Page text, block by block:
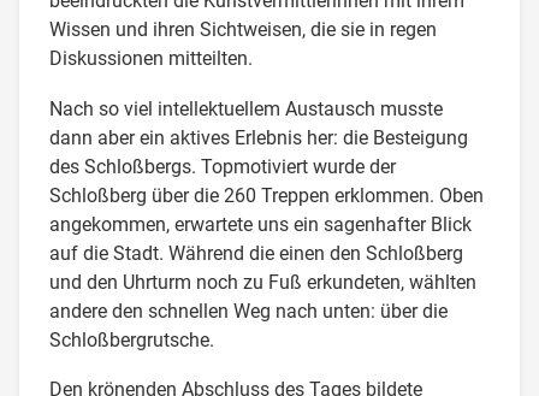
Wissen und ihren Sichtweisen, die sie in regen
Diskussionen mitteilten.
Nach so viel intellektuellem Austausch musste
dann aber ein aktives Erlebnis her: die Besteigung
des Schloßbergs. Topmotiviert wurde der
Schloßberg über die 260 Treppen erklommen. Oben
angekommen, erwartete uns ein sagenhafter Blick
auf die Stadt. Während die einen den Schloßberg
und den Uhrturm noch zu Fuß erkundeten, wählten
andere den schnellen Weg nach unten: über die
Schloßbergrutsche.
Den krönenden Abschluss des Tages bildete